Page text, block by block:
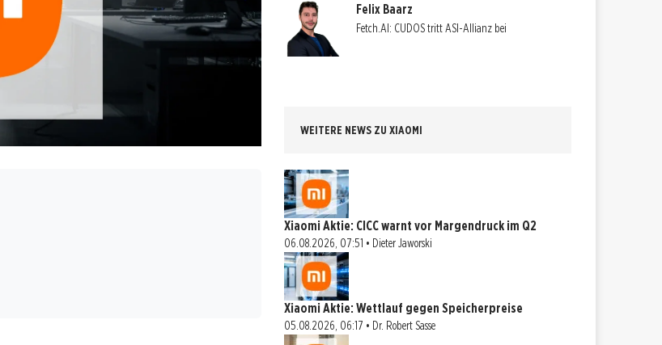
Felix Baarz
Fetch.AI: CUDOS tritt ASI-Allianz bei
WEITERE NEWS ZU XIAOMI
Xiaomi Aktie: CICC warnt vor Margendruck im Q2
06.08.2026, 07:51 • Dieter Jaworski
Xiaomi Aktie: Wettlauf gegen Speicherpreise
05.08.2026, 06:17 • Dr. Robert Sasse